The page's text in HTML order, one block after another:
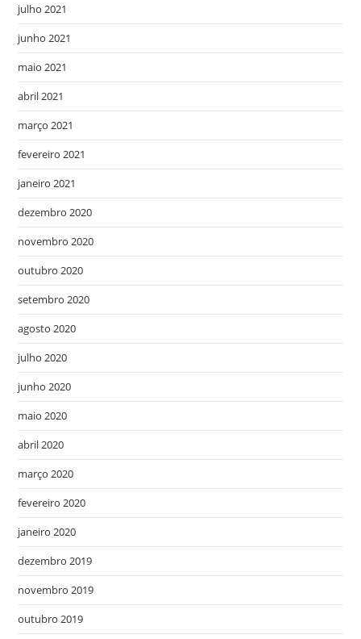
julho 2021
junho 2021
maio 2021
abril 2021
março 2021
fevereiro 2021
janeiro 2021
dezembro 2020
novembro 2020
outubro 2020
setembro 2020
agosto 2020
julho 2020
junho 2020
maio 2020
abril 2020
março 2020
fevereiro 2020
janeiro 2020
dezembro 2019
novembro 2019
outubro 2019